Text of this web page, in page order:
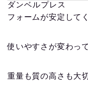
ダンベルプレス
フォームが安定して
使いやすさが変わっ
重量も質の高さも大